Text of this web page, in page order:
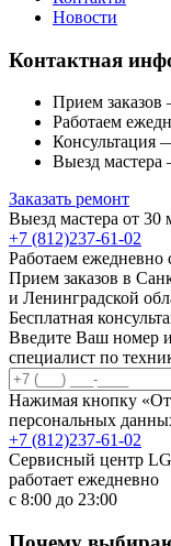
Новости
Контактная
Прием
Работаем
Консультация
Выезд мастера
Заказать ремонт
Выезд мастера от 30
+7 (812)237-61-02
Работаем ежедневно
Прием заказов в
и Ленинградской
Бесплатная
Введите Ваш номер
специалист по
Нажимая кнопку
персональных
+7 (812)237-61-02
Сервисный центр LG
работает ежедневно
с 8:00 до 23:00